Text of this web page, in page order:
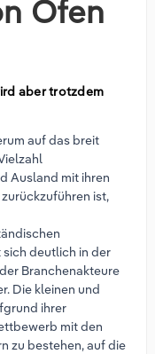
Öfen
aber trotzdem
auf das breit
Ausland mit ihren
ist,
deutlich in der
Branchenakteure
Die kleinen und
ihrer
mit den
zu bestehen, auf die